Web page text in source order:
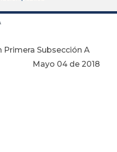
Subsección A
2018